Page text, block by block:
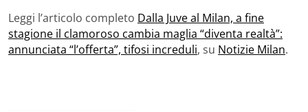
Leggi l’articolo completo Dalla Juve al Milan, a fine
stagione il clamoroso cambia maglia “diventa realtà”:
annunciata “l’offerta”, tifosi increduli, su Notizie Milan.